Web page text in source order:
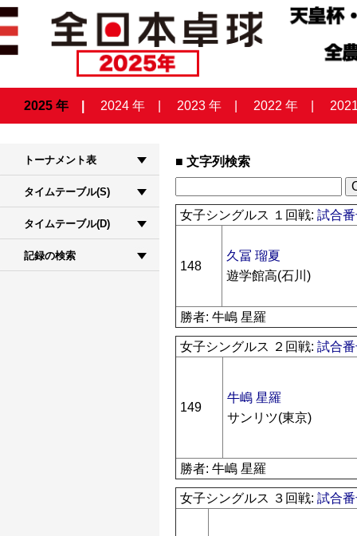
2025 年 2024 年 2023 年 2022 年
トーナメント表
タイムテーブル(S)
タイムテーブル(D)
記録の検索
文字列検索
女子シングルス １回戦:試合
148
久冨 瑠夏
遊学館高(石川)
勝者: 牛嶋 星羅
女子シングルス ２回戦:試合
149
牛嶋 星羅
サンリツ(東京)
勝者: 牛嶋 星羅
女子シングルス ３回戦:試合